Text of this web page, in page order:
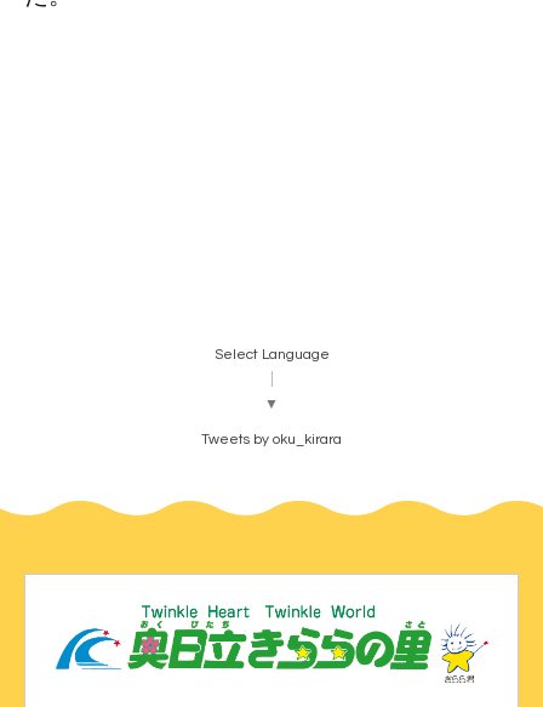
Select Language
▼
Tweets by oku_kirara